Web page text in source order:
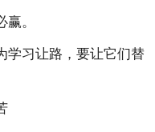
。
学习让路，要让它们替